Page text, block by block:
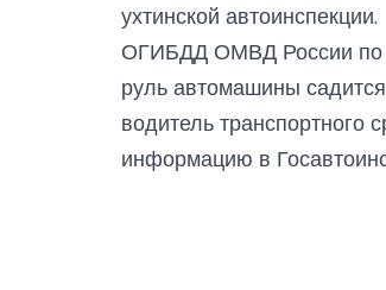
ухтинской автоинспекции.
ОГИБДД ОМВД России по
руль автомашины
водитель транспортного
информацию в